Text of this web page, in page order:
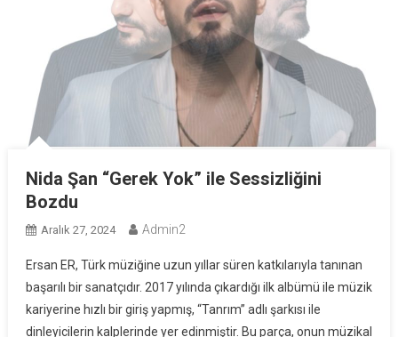
Nida Şan “Gerek Yok” ile Sessizliğini
Bozdu
Aralık 27, 2024 Admin2
Ersan ER, Türk müziğine uzun yıllar süren katkılarıyla tanınan
başarılı bir sanatçıdır. 2017 yılında çıkardığı ilk albümü ile müzik
kariyerine hızlı bir giriş yapmış, “Tanrım” adlı şarkısı ile
dinleyicilerin kalplerinde yer edinmiştir. Bu parça, onun müzikal